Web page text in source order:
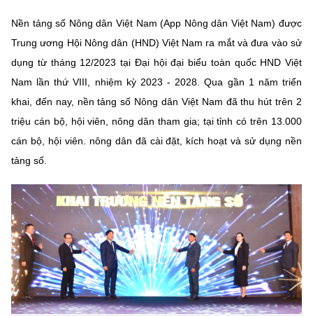
Sở hữu trí tuệ
Tiêu chuẩn, đo lường, chất lượng
Voice
Nhiệm vụ trọng tâm
Chọn ngôn ngữ
BỘ KHOA HỌC VÀ CÔNG NGHỆ
MINISTRY OF SCIENCE AND TECHNOLOGY
Điều khoản sử dụng Theo dõi MST: Góp ý
Cơ quan chủ quản: Bộ Khoa học và Công nghệ (MST)
Nền tảng số Nông dân Việt Nam (App Nông dân Việt Nam) được
Trung ương Hội Nông dân (HND) Việt Nam ra mắt và đưa vào sử
dụng từ tháng 12/2023 tại Đại hội đại biểu toàn quốc HND Việt
Nam lần thứ VIII, nhiệm kỳ 2023 - 2028. Qua gần 1 năm triển
khai, đến nay, nền tảng số Nông dân Việt Nam đã thu hút trên 2
triệu cán bộ, hội viên, nông dân tham gia; tại tỉnh có trên 13.000
cán bộ, hội viên. nông dân đã cài đặt, kích hoạt và sử dụng nền
tảng số.